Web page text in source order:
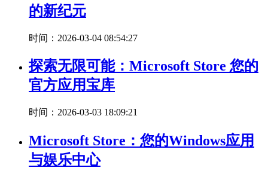
的新纪元
时间：2026-03-04 08:54:27
探索无限可能：Microsoft Store 您的
官方应用宝库
时间：2026-03-03 18:09:21
Microsoft Store：您的Windows应用
与娱乐中心